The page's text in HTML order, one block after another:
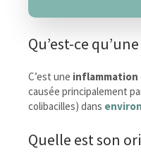
Qu’est-ce
C’est une inflammation
causée principalement
colibacilles) dans
Quelle est son